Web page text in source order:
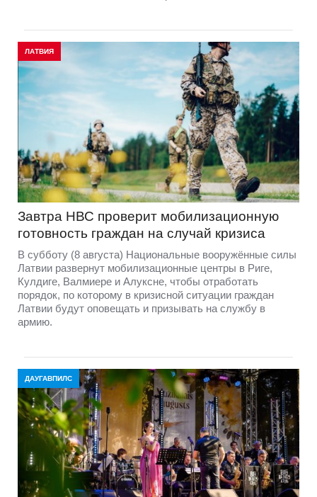
ЛАТВИЯ
Завтра НВС проверит мобилизационную
готовность граждан на случай кризиса
В субботу (8 августа) Национальные вооружённые силы
Латвии развернут мобилизационные центры в Риге,
Кулдиге, Валмиере и Алуксне, чтобы отработать
порядок, по которому в кризисной ситуации граждан
Латвии будут оповещать и призывать на службу в
армию.
ДАУГАВПИЛС